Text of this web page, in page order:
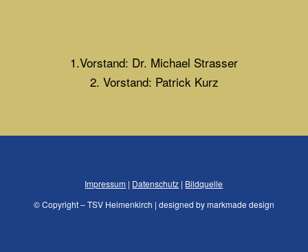
1.Vorstand: Dr. Michael Strasser
2. Vorstand: Patrick Kurz
Impressum | Datenschutz | Bildquelle
© Copyright – TSV Heimenkirch | designed by markmade design